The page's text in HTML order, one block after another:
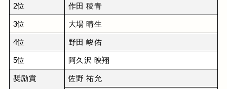
2位 作田 稜青
3位 大場 晴生
4位 野田 峻佑
5位 阿久沢 映翔
奨励賞 佐野 祐允